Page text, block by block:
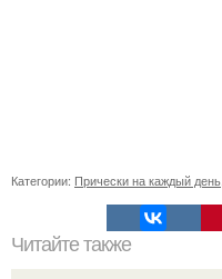
Категории: Прически на каждый день
Читайте также